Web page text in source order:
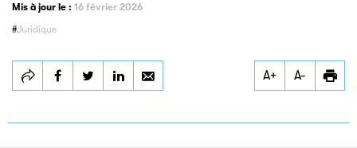
Mis à jour le : 16 février 2026
Juridique
Partager
Juridique
Partager
Juridique
Partager
Juridique
A+ A-